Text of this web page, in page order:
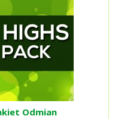
Odmian